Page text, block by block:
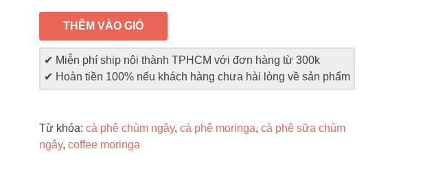
THÊM VÀO GIỎ
✔ Miễn phí ship nội thành TPHCM với đơn hàng từ 300k
✔ Hoàn tiền 100% nếu khách hàng chưa hài lòng về sản phẩm
Từ khóa: cà phê chùm ngây, cà phê moringa, cà phê sữa chùm
ngây, coffee moringa